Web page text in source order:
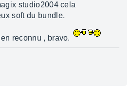
studio2004 cela
soft du bundle.
reconnu , bravo.